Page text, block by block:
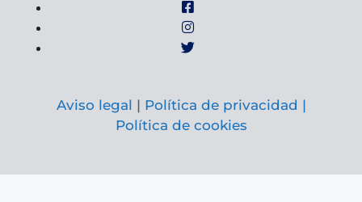
Aviso legal | Política de privacidad |
Política de cookies